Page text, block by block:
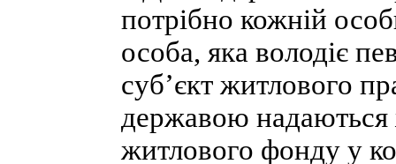
потрібно кожній
особа, яка володіє
суб’єкт житлового
державою
житлового фонду у